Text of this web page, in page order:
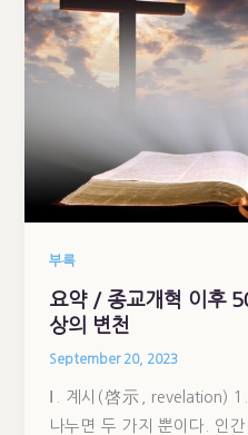
부록
요약 / 종교개혁 이후
상의 변천
September 20, 2023
Ⅰ. 계시(啓示, revelation)
나누면 두 가지 뿐이다. 인